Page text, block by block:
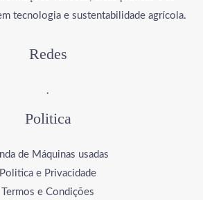
tecnologia e sustentabilidade agrícola.
Redes
.
Politica
de Máquinas usadas
Politica e Privacidade
Termos e Condições